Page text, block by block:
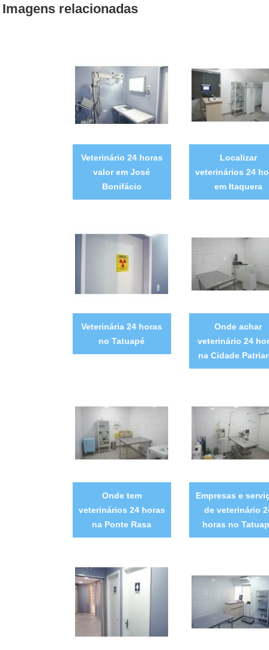
Imagens relacionadas
Veterinário 24 horas
valor em José
Bonifácio
Localizar
veterinários 24
em Itaquera
Veterinária 24 horas
no Tatuapé
Onde achar
veterinário 24
na Cidade
Onde tem
veterinários 24 horas
na Ponte Rasa
Empresas e
de veterinário
horas no